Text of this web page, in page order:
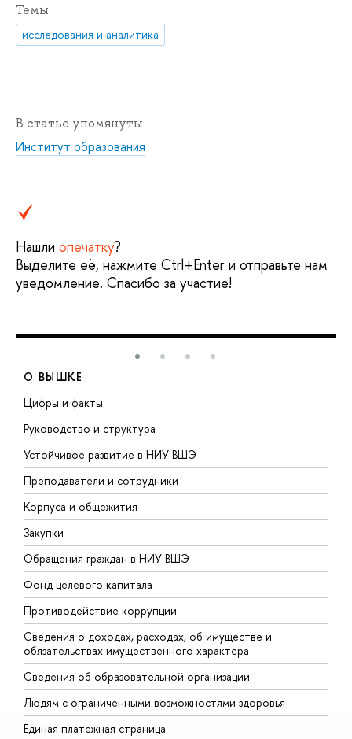
Темы
исследования и аналитика
В статье упомянуты
Институт образования
Нашли опечатку?
Выделите её, нажмите Ctrl+Enter и отправьте нам
уведомление. Спасибо за участие!
О ВЫШКЕ
Цифры и факты
Руководство и структура
Устойчивое развитие в НИУ ВШЭ
Преподаватели и сотрудники
Корпуса и общежития
Закупки
Обращения граждан в НИУ ВШЭ
Фонд целевого капитала
Противодействие коррупции
Сведения о доходах, расходах, об имуществе и
обязательствах имущественного характера
Сведения об образовательной организации
Людям с ограниченными возможностями здоровья
Единая платежная страница